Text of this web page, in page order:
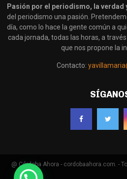
Pasión por el periodismo, la verdad
del periodismo una pasión.
día, como lo hace la gente común a
cada jornada, todas las horas, a
que nos propone la
Contacto:
@ Córdoba Ahora - cordobaahora.com. -